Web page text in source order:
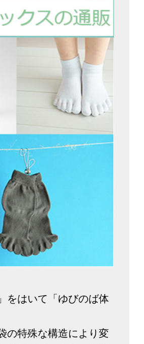
をはいて「ゆびのば体
の特殊な構造により変